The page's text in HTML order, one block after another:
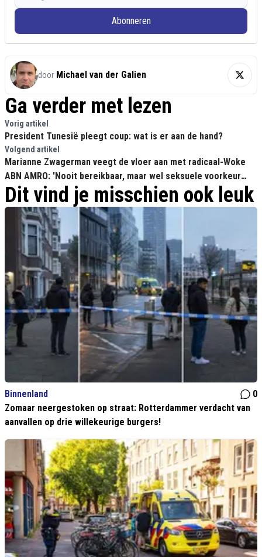
Abonneren
door Michael van der Galien
Ga verder met lezen
Vorig artikel
President Tunesië pleegt coup: wat is er aan de hand?
Volgend artikel
Marianne Zwagerman veegt de vloer aan met radicaal-Woke
ABN AMRO: 'Nooit bereikbaar, maar wel seksuele voorkeur
werknemers delen?!'
Dit vind je misschien ook leuk
Binnenland
0
Zomaar neergestoken op straat: Rotterdammer verdacht van
aanvallen op drie willekeurige burgers!